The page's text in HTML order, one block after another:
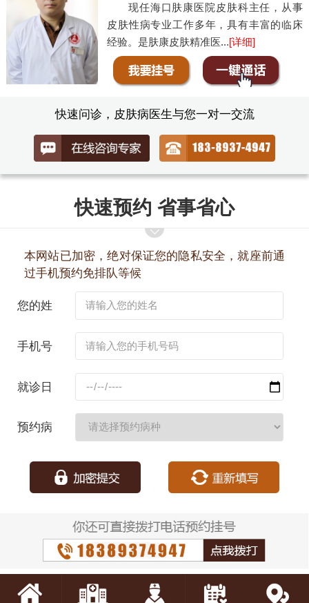
现任海口肤康医院皮肤科主任，从事
皮肤性病专业工作多年，具有丰富的临床
经验。是肤康皮肤精准医...[详细]
快速问诊，皮肤病医生与您一对一交流
快速预约 省事省心
本网站已加密，绝对保证您的隐私安全，就座前通
过手机预约免排队等候
您的姓
手机号
就诊日
预约病